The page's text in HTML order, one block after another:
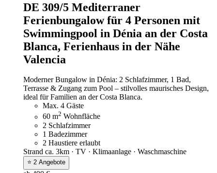
DE 309/5 Mediterraner
Ferienbungalow für 4 Personen mit
Swimmingpool in Dénia an der Costa
Blanca, Ferienhaus in der Nähe
Valencia
Moderner Bungalow in Dénia: 2 Schlafzimmer, 1 Bad,
Terrasse & Zugang zum Pool – stilvolles maurisches Design,
ideal für Familien an der Costa Blanca.
Max. 4 Gäste
60 m2 Wohnfläche
2 Schlafzimmer
1 Badezimmer
2 Haustiere erlaubt
Strand ca. 3km · TV · Klimaanlage · Waschmaschine
⭐ 2 Angebote